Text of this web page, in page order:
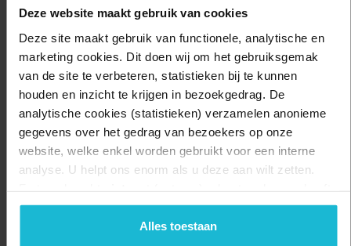
Deze website maakt gebruik van cookies
Deze site maakt gebruik van functionele, analytische en
marketing cookies. Dit doen wij om het gebruiksgemak
van de site te verbeteren, statistieken bij te kunnen
houden en inzicht te krijgen in bezoekgedrag. De
analytische cookies (statistieken) verzamelen anonieme
gegevens over het gedrag van bezoekers op onze
website, welke enkel worden gebruikt voor een interne
analyse. U helpt ons enorm als u deze aan wilt zetten.
geen commerciële doelstelling. U kunt deze cookies via
de knoppen accepteren, beheren of weigeren.
Alles toestaan
Delen: